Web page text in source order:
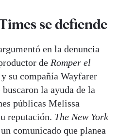
se defiende
en la denuncia
de Romper el
su compañía Wayfarer
la ayuda de la
públicas Melissa
reputación. The New York
comunicado que planea